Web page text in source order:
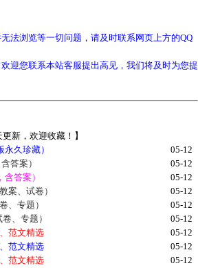
法浏览等一切问题，请及时联系网页上方的QQ
迎您联系本站客服提出高见，我们将及时为您提
新，欢迎收藏！】
久珍藏）
05-12
答案）
05-12
答案）
05-12
案、试卷）
05-12
、专题）
05-12
、专题）
05-12
范文精选
05-12
范文精选
05-12
范文精选
05-12